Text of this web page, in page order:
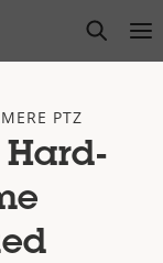
open
PTZ
Hard-